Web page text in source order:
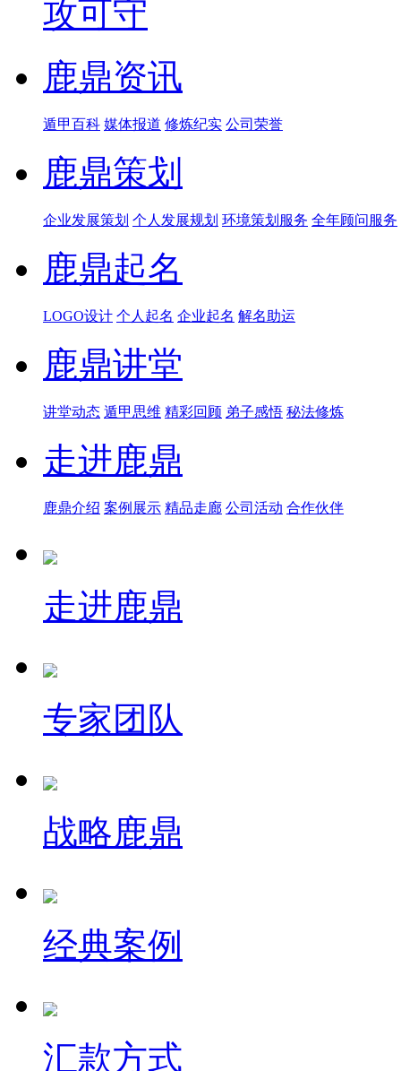
鹿鼎资讯
遁甲百科 媒体报道 修炼纪实 公司荣誉
鹿鼎策划
企业发展策划 个人发展规划 环境策划服务 全年顾问服务
鹿鼎起名
LOGO设计 个人起名 企业起名 解名助运
鹿鼎讲堂
讲堂动态 遁甲思维 精彩回顾 弟子感悟 秘法修炼
走进鹿鼎
鹿鼎介绍 案例展示 精品走廊 公司活动 合作伙伴
走进鹿鼎
专家团队
战略鹿鼎
经典案例
汇款方式